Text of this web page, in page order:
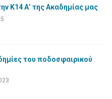
Κ14 Α’ της Ακαδημίας μας
του ποδοσφαιρικού